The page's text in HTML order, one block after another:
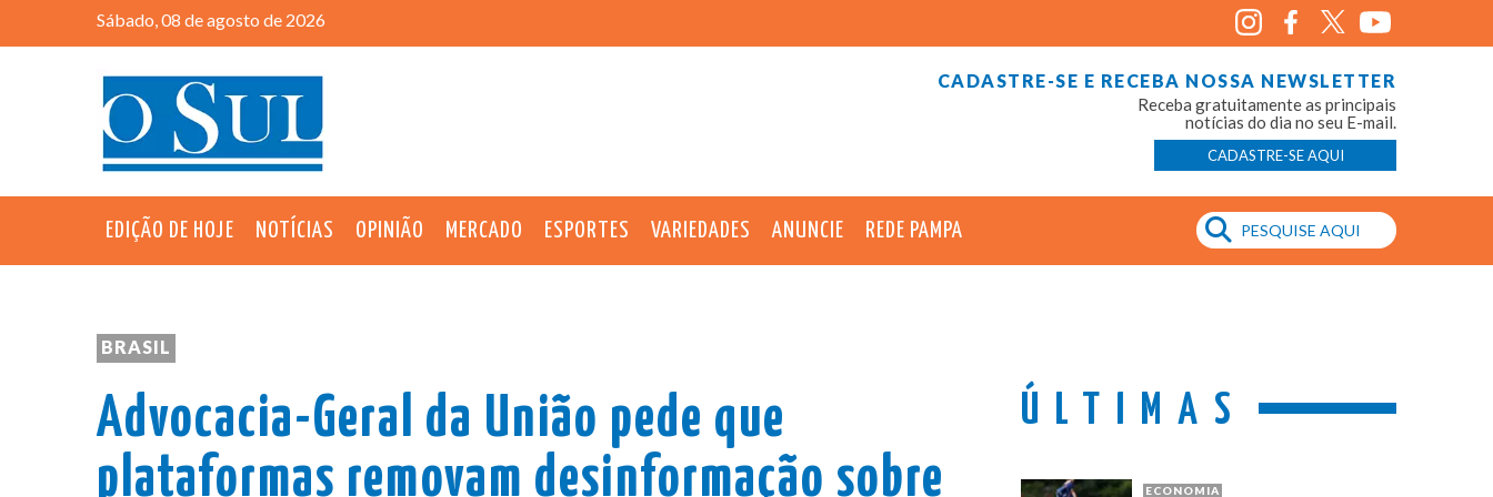
Sábado, 08 de agosto de 2026
CADASTRE-SE E RECEBA NOSSA NEWSLETTER
Receba gratuitamente as principais
notícias do dia no seu E-mail.
CADASTRE-SE AQUI
EDIÇÃO DE HOJE NOTÍCIAS OPINIÃO MERCADO ESPORTES VARIEDADES ANUNCIE REDE PAMPA
BRASIL
Advocacia-Geral da União pede que
plataformas removam desinformação sobre
ÚLTIMAS
ECONOMIA